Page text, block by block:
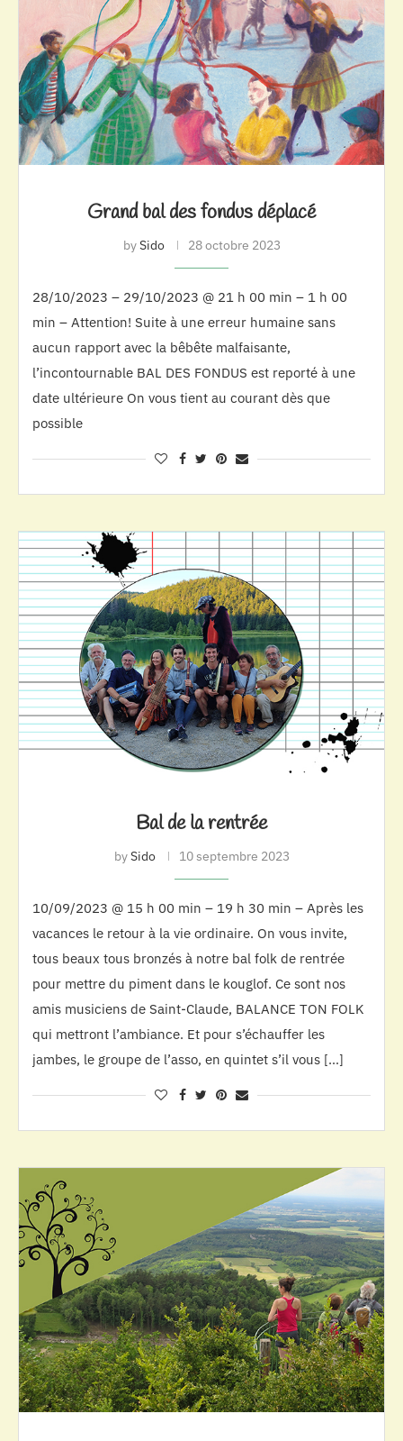
Grand bal des fondus déplacé
bySido 28 octobre 2023
28/10/2023 – 29/10/2023 @ 21 h 00 min – 1 h 00
min – Attention! Suite à une erreur humaine sans
aucun rapport avec la bêbête malfaisante,
l’incontournable BAL DES FONDUS est reporté à une
date ultérieure On vous tient au courant dès que
possible
Bal de la rentrée
bySido 10 septembre 2023
10/09/2023 @ 15 h 00 min – 19 h 30 min – Après les
vacances le retour à la vie ordinaire. On vous invite,
tous beaux tous bronzés à notre bal folk de rentrée
pour mettre du piment dans le kouglof. Ce sont nos
amis musiciens de Saint-Claude, BALANCE TON FOLK
qui mettront l’ambiance. Et pour s’échauffer les
jambes, le groupe de l’asso, en quintet s’il vous […]